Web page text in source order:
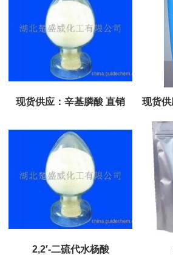
现货供应：辛基膦酸 直销
2,2′-二硫代水杨酸